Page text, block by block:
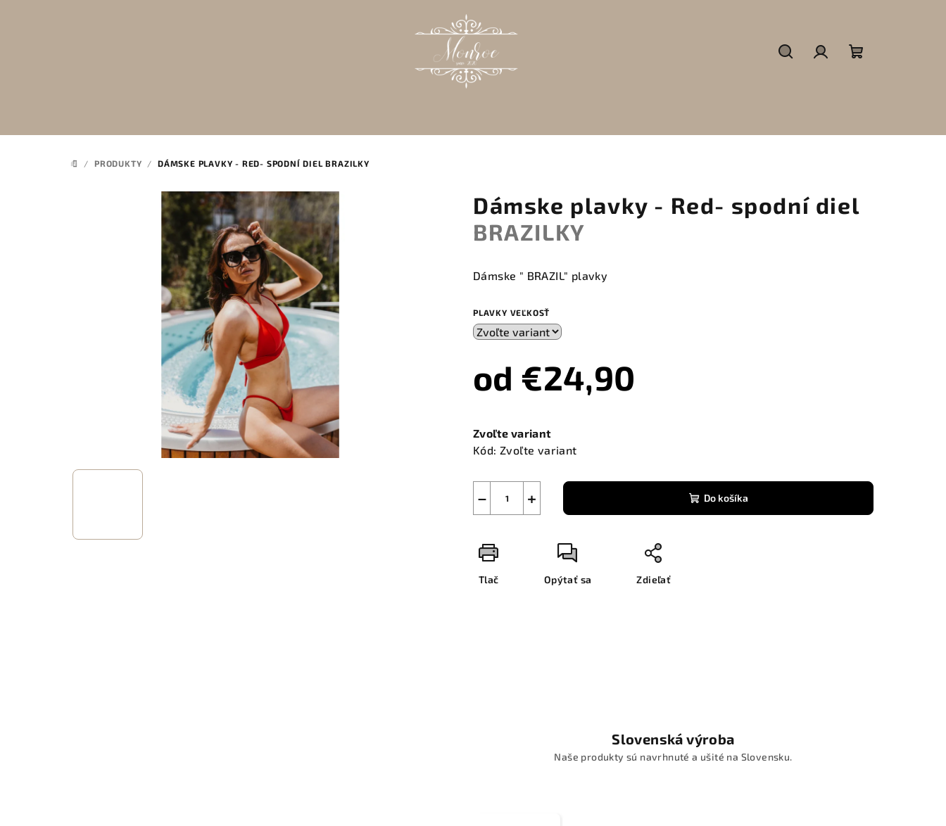
DOMOV
/ PRODUKTY / DÁMSKE PLAVKY - RED- SPODNÍ DIELBRAZILKY
Dámske plavky - Red- spodní diel
BRAZILKY
Dámske " BRAZIL" plavky
PLAVKY VEĽKOSŤ
od €24,90
cena:
Zvoľte variant
Kód: Zvoľte variant
+
− Do košíka
Tlač Opýtať sa Zdieľať
Slovenská výroba
Naše produkty sú navrhnuté a ušité na Slovensku.